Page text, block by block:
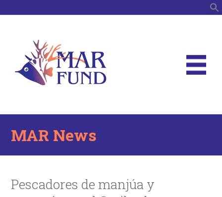
MAR News
Pescadores de manjúa y